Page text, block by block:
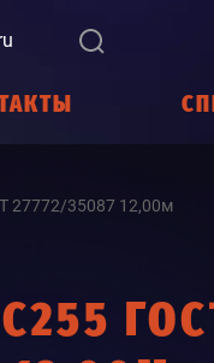
27772/35087 12,00м